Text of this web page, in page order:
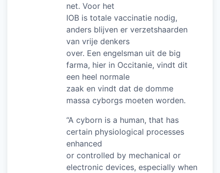
net. Voor het
IOB is totale vaccinatie nodig,
anders blijven er verzetshaarden
van vrije denkers
over. Een engelsman uit de big
farma, hier in Occitanie, vindt dit
een heel normale
zaak en vindt dat de domme
massa cyborgs moeten worden.
“A cyborn is a human, that has
certain physiological processes
enhanced
or controlled by mechanical or
electronic devices, especially when